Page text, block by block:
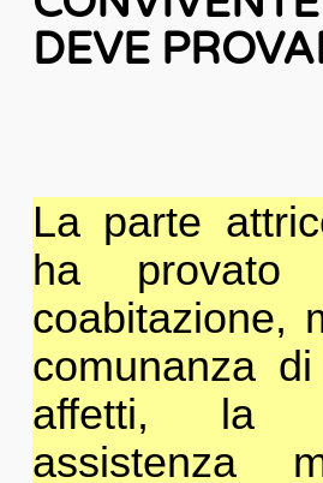
DEVE
La parte
ha
coabitazione,
comunanza
affetti, la
assistenza